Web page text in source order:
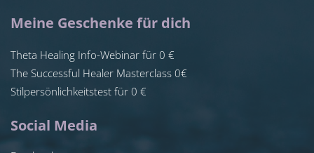
Meine Geschenke für dich
Theta Healing Info-Webinar für 0 €
The Successful Healer Masterclass 0€
Stilpersönlichkeitstest für 0 €
Social Media